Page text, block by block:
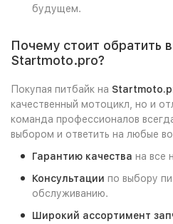
будущем.
Почему стоит обратить
Startmoto.pro?
Покупая питбайк на
качественный мотоцикл, но и
команда профессионалов
выбором и ответить на любые
Гарантию качества на все
Консультации по выбору
обслуживанию.
Широкий ассортимент